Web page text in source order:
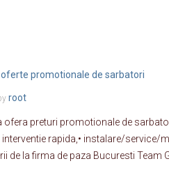
promotionale de sarbatori
root
ofera preturi promotionale de
rapida,• instalare/service/
de la firma de paza Bucuresti Team